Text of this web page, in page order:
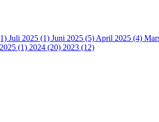
Juli 2025 (1) Juni 2025 (5) April 2025 (4)
(1) 2024 (20) 2023 (12)